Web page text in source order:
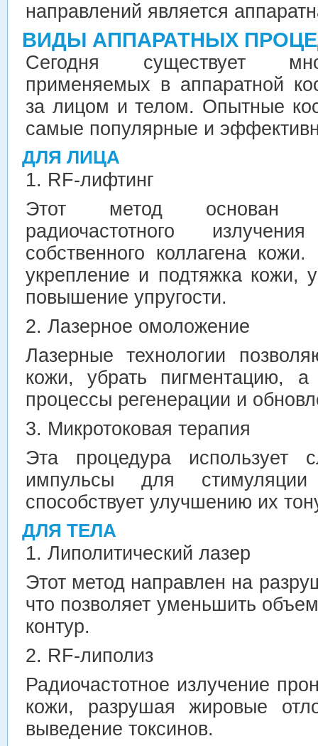
направлений является
ВИДЫ АППАРАТНЫХ
Сегодня существует
применяемых в аппаратной
за лицом и телом. Опытные
самые популярные и
ДЛЯ ЛИЦА
1. RF-лифтинг
Этот метод основан
радиочастотного
собственного коллагена кожи.
укрепление и подтяжка
повышение упругости.
2. Лазерное омоложение
Лазерные технологии
кожи, убрать пигментацию, а
процессы регенерации и
3. Микротоковая терапия
Эта процедура использует
импульсы для
способствует улучшению их
ДЛЯ ТЕЛА
1. Липолитический лазер
Этот метод направлен на
что позволяет уменьшить
контур.
2. RF-липолиз
Радиочастотное излучение
кожи, разрушая жировые
выведение токсинов.